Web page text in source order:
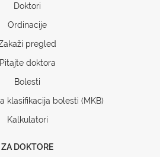
Doktori
Ordinacije
pregled
Pitajte doktora
Bolesti
klasifikacija bolesti (MKB)
Kalkulatori
ZA DOKTORE